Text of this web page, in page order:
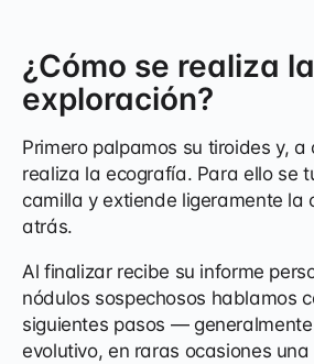
¿Cómo se realiza la
exploración?
Primero palpamos su tiroides y, a
realiza la ecografía. Para ello se
camilla y extiende ligeramente la
atrás.
Al finalizar recibe su informe
nódulos sospechosos hablamos
siguientes pasos —
evolutivo, en raras ocasiones